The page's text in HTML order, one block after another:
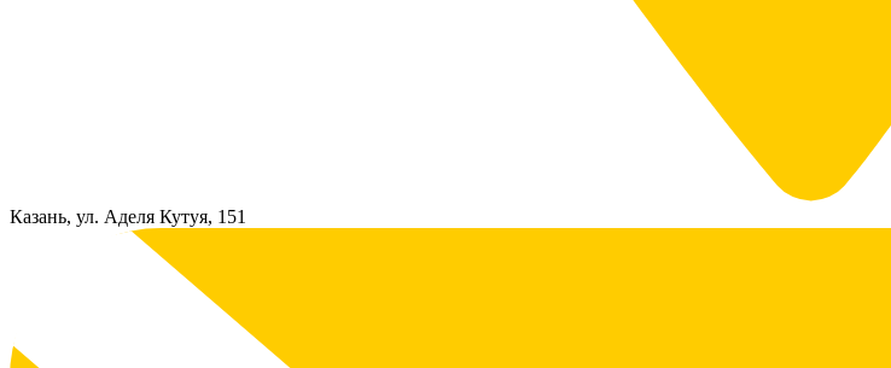
Казань, ул. Аделя Кутуя, 151